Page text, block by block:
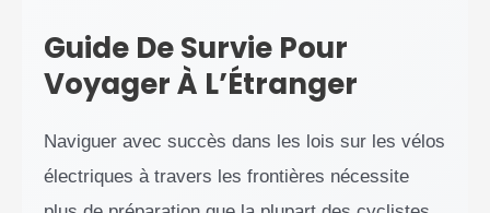
Guide De Survie Pour
Voyager À L’Étranger
Naviguer avec succès dans les lois sur les vélos
électriques à travers les frontières nécessite